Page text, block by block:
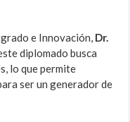
e Innovación, Dr.
diplomado busca
lo que permite
ser un generador de